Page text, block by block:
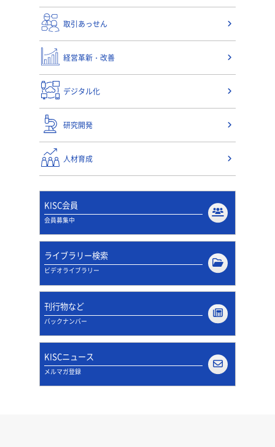
取引あっせん
経営革新・改善
デジタル化
研究開発
人材育成
KISC会員
会員募集中
ライブラリー検索
ビデオライブラリー
刊行物など
バックナンバー
KISCニュース
メルマガ登録